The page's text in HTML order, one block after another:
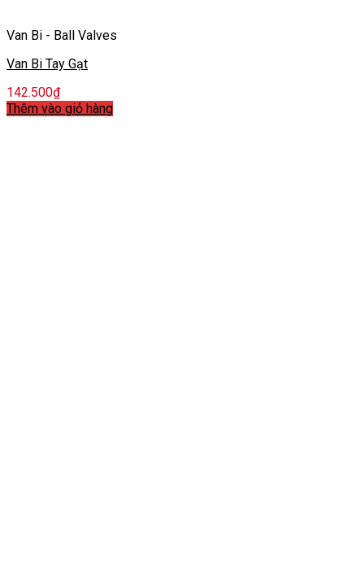
Van Bi - Ball Valves
Van Bi Tay Gạt
142.500₫
Thêm vào giỏ hàng